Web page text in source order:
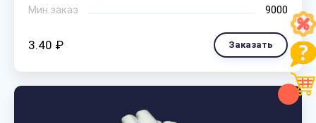
Мин.заказ
9000
3.40 ₽ Заказать